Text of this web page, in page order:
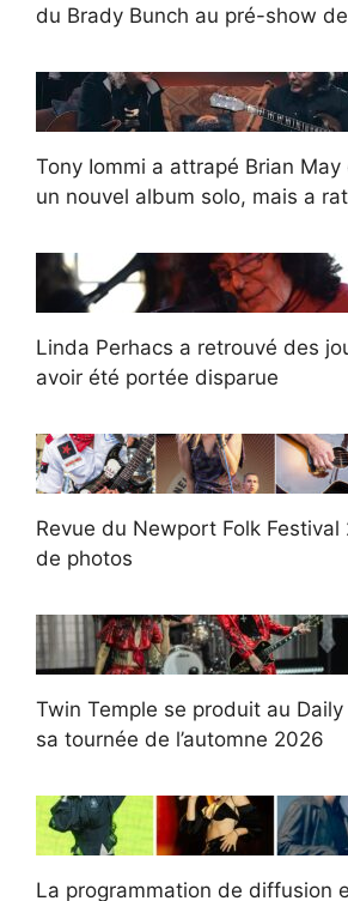
du Brady Bunch au pré-show
Tony Iommi a attrapé Brian
un nouvel album solo, mais a
Linda Perhacs a retrouvé des
avoir été portée disparue
Revue du Newport Folk
de photos
Twin Temple se produit au
sa tournée de l’automne 2026
La programmation de diffusion